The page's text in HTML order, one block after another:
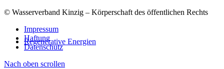
Regenerative Energien
© Wasserverband Kinzig – Körperschaft des öffentlichen Rechts
Impressum
Haftung
Datenschutz
Nach oben scrollen